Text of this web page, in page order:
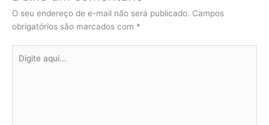
O seu endereço de e-mail não será publicado. Campos
obrigatórios são marcados com *
aqui...